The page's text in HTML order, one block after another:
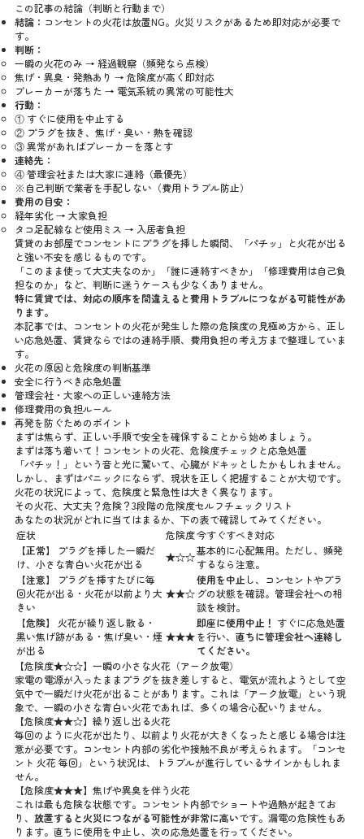
この記事の結論（判断と行動まで）
結論： コンセントの火花は放置NG。火災リスクがあるため即対応が必要で
す。
判断：
一瞬の火花のみ → 経過観察（頻発なら点検）
焦げ・異臭・発熱あり → 危険度が高く即対応
ブレーカーが落ちた → 電気系統の異常の可能性大
行動：
① すぐに使用を中止する
② プラグを抜き、焦げ・臭い・熱を確認
③ 異常があればブレーカーを落とす
連絡先：
④ 管理会社または大家に連絡（最優先）
※自己判断で業者を手配しない（費用トラブル防止）
費用の目安：
経年劣化 → 大家負担
タコ足配線など使用ミス → 入居者負担
賃貸のお部屋でコンセントにプラグを挿した瞬間、「パチッ」と火花が出る
と強い不安を感じるものです。
「このまま使って大丈夫なのか」「誰に連絡すべきか」「修理費用は自己負
担なのか」など、判断に迷うケースも少なくありません。
特に賃貸では、対応の順序を間違えると費用トラブルにつながる可能性があ
ります。
本記事では、コンセントの火花が発生した際の危険度の見極め方から、正し
い応急処置、賃貸ならではの連絡手順、費用負担の考え方まで整理していま
す。
火花の原因と危険度の判断基準
安全に行うべき応急処置
管理会社・大家への正しい連絡方法
修理費用の負担ルール
再発を防ぐためのポイント
まずは焦らず、正しい手順で安全を確保することから始めましょう。
まずは落ち着いて！コンセントの火花、危険度チェックと応急処置
「パチッ！」という音と光に驚いて、心臓がドキッとしたかもしれません。
しかし、まずはパニックにならず、現状を正しく把握することが大切です。
火花の状況によって、危険度と緊急性は大きく異なります。
その火花、大丈夫？危険？3段階の危険度セルフチェックリスト
あなたの状況がどれに当てはまるか、下の表で確認してみてください。
症状
危険度今すぐすべき対応
【正常】
プラグを挿した一瞬だ
け、小さな青白い火花が出る
★☆☆基本的に心配無用。ただし、頻発
するなら注意。
【注意】
プラグを挿すたびに毎
回火花が出る・火花が以前より大
きい
★★☆
使用を中止 し、コンセントやプラ
グの状態を確認。管理会社への相
談を検討。
【危険】
火花が繰り返し散る・
黒い焦げ跡がある・焦げ臭い・煙
が出る
★★★
即座に使用中止！ すぐに応急処置
を行い、 直ちに管理会社へ連絡し
てください。
【危険度★☆☆】一瞬の小さな火花（アーク放電）
家電の電源が入ったままプラグを抜き差しすると、電気が流れようとして空
気中で一瞬だけ火花が出ることがあります。これは「アーク放電」という現
象で、一瞬の小さな青白い火花であれば、多くの場合心配いりません。
【危険度★★☆】繰り返し出る火花
毎回のように火花が出たり、以前より火花が大きくなったと感じる場合は注
意が必要です。コンセント内部の劣化や接触不良が考えられます。「コンセ
ント 火花 毎回」という状況は、トラブルが進行しているサインかもしれま
せん。
【危険度★★★】焦げや異臭を伴う火花
これは最も危険な状態です。コンセント内部でショートや過熱が起きてお
り、 放置すると火災につながる可能性が非常に高いです。漏電の危険性もあ
ります。直ちに使用を中止し、次の応急処置を行ってください。